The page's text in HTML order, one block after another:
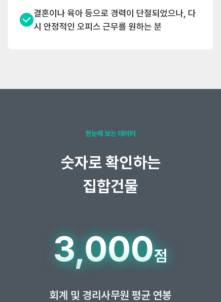
결혼이나 육아 등으로 경력이 단절되었으나, 다
시 안정적인 오피스 근무를 원하는 분
한눈에 보는 데이터
숫자로 확인하는
집합건물
3,000점
회계 및 경리사무원 평균 연봉